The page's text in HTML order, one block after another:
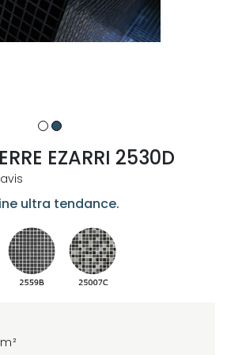
EZARRI 2530D
avis
ultra tendance.